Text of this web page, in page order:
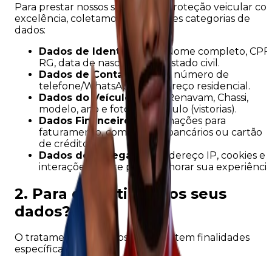
Para prestar nossos serviços de proteção veicular
excelência, coletamos as seguintes categorias de
dados:
Dados de Identificação:
Nome completo, CPF,
RG, data de nascimento e estado civil.
Dados de Contato: E-mail, número de
telefone/WhatsApp e endereço residencial.
Dados do Veículo:
Placa, Renavam, Chassi,
modelo, ano e fotos do veículo (vistorias).
Dados Financeiros:
Informações para
faturamento, como dados bancários ou cartão
de crédito.
Dados de Navegação:
Endereço IP, cookies e
interações no site para melhorar sua
2. Para que utilizamos seus
dados?
O tratamento de dados na AAPV tem finalidades
específicas, tais como: